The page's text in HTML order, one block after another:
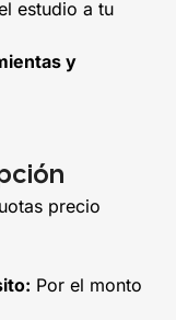
estudio a tu
y
precio
Por el monto